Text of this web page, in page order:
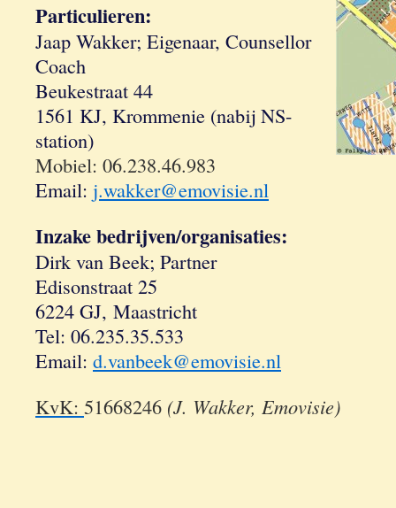
Particulieren:
Jaap Wakker; Eigenaar, Counsellor
Coach
Beukestraat 44
1561 KJ, Krommenie (nabij NS-
station)
Mobiel: 06.238.46.983
Email: j.wakker@emovisie.nl
Inzake bedrijven/organisaties:
Dirk van Beek; Partner
Edisonstraat 25
6224 GJ, Maastricht
Tel: 06.235.35.533
Email: d.vanbeek@emovisie.nl
KvK: 51668246 (J. Wakker, Emovisie)